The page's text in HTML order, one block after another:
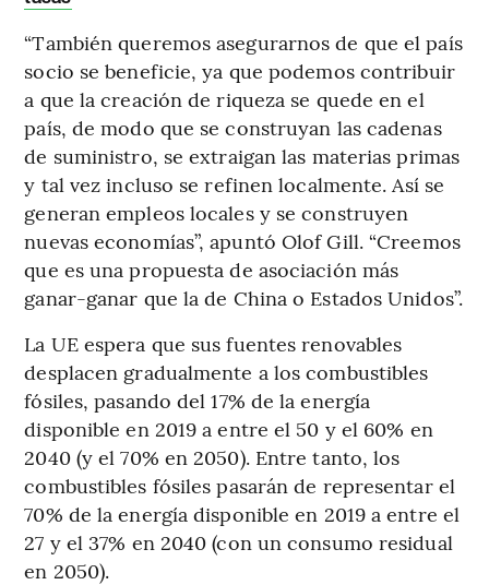
“También queremos asegurarnos de que el país
socio se beneficie, ya que podemos contribuir
a que la creación de riqueza se quede en el
país, de modo que se construyan las cadenas
de suministro, se extraigan las materias primas
y tal vez incluso se refinen localmente. Así se
generan empleos locales y se construyen
nuevas economías”, apuntó Olof Gill. “Creemos
que es una propuesta de asociación más
ganar-ganar que la de China o Estados Unidos”.
La UE espera que sus fuentes renovables
desplacen gradualmente a los combustibles
fósiles, pasando del 17% de la energía
disponible en 2019 a entre el 50 y el 60% en
2040 (y el 70% en 2050). Entre tanto, los
combustibles fósiles pasarán de representar el
70% de la energía disponible en 2019 a entre el
27 y el 37% en 2040 (con un consumo residual
en 2050).